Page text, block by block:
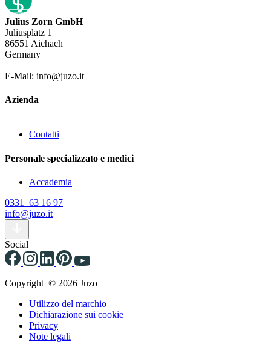
Julius Zorn GmbH
Juliusplatz 1
86551 Aichach
Germany
E-Mail: info@juzo.it
Azienda
Contatti
Personale specializzato e medici
Accademia
0331 63 16 97
info@juzo.it
Social
Copyright © 2026 Juzo
Utilizzo del marchio
Dichiarazione sui cookie
Privacy
Note legali